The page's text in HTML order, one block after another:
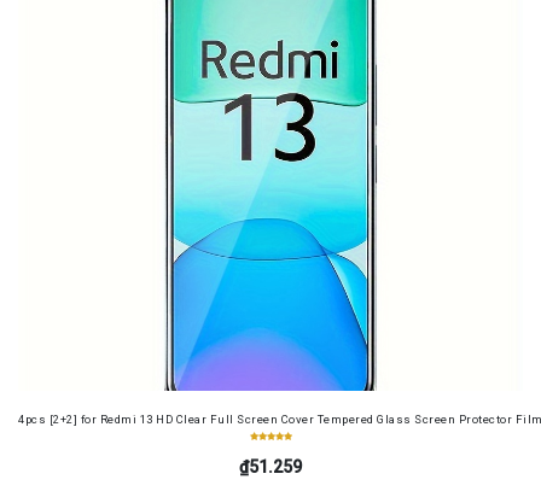
4pcs [2+2] for Redmi 13 HD Clear Full Screen Cover Tempered Glass Screen Protector
₫51.259